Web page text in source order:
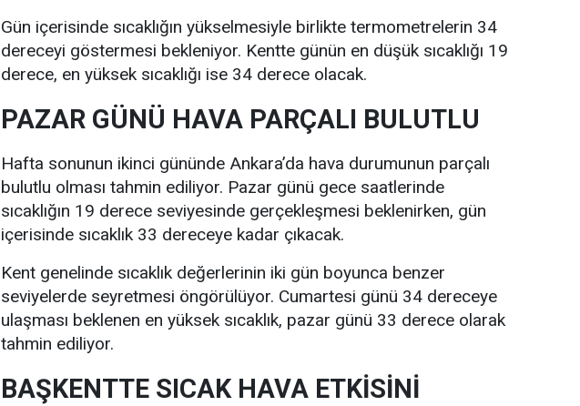
Gün içerisinde sıcaklığın yükselmesiyle birlikte termometrelerin 34
dereceyi göstermesi bekleniyor. Kentte günün en düşük sıcaklığı 19
derece, en yüksek sıcaklığı ise 34 derece olacak.
PAZAR GÜNÜ HAVA PARÇALI BULUTLU
Hafta sonunun ikinci gününde Ankara’da hava durumunun parçalı
bulutlu olması tahmin ediliyor. Pazar günü gece saatlerinde
sıcaklığın 19 derece seviyesinde gerçekleşmesi beklenirken, gün
içerisinde sıcaklık 33 dereceye kadar çıkacak.
Kent genelinde sıcaklık değerlerinin iki gün boyunca benzer
seviyelerde seyretmesi öngörülüyor. Cumartesi günü 34 dereceye
ulaşması beklenen en yüksek sıcaklık, pazar günü 33 derece olarak
tahmin ediliyor.
BAŞKENTTE SICAK HAVA ETKİSİNİ